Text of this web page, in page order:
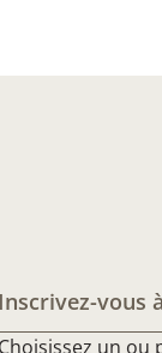
Inscrivez-vous
Choisissez un ou